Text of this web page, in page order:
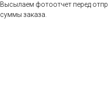
Высылаем фотоотчет перед
суммы заказа.